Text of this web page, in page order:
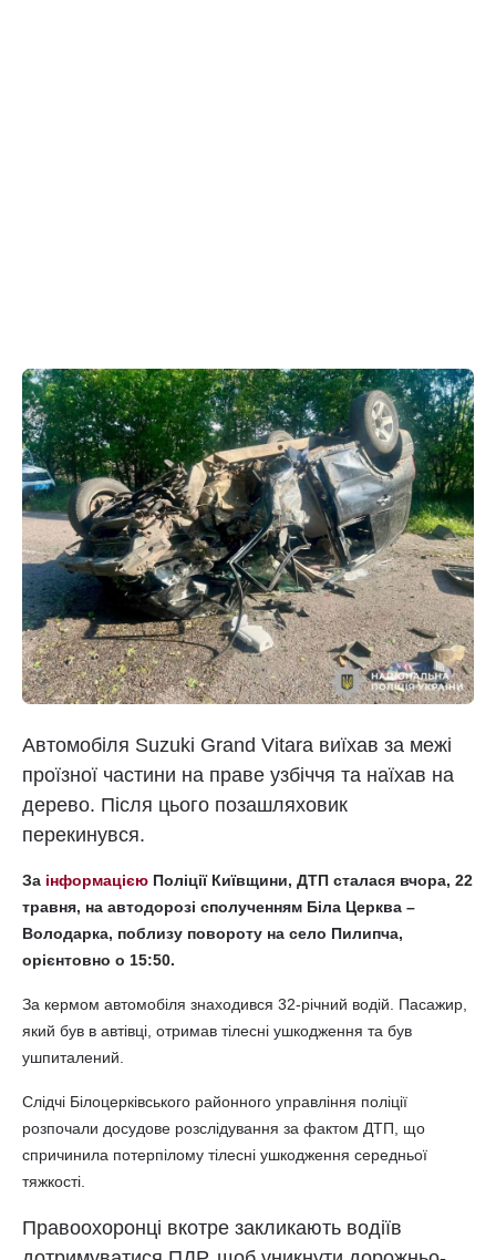
Автомобіля Suzuki Grand Vitara виїхав за межі
проїзної частини на праве узбіччя та наїхав на
дерево. Після цього позашляховик
перекинувся.
За інформацією Поліції Київщини, ДТП сталася вчора, 22
травня, на автодорозі сполученням Біла Церква –
Володарка, поблизу повороту на село Пилипча,
орієнтовно о 15:50.
За кермом автомобіля знаходився 32-річний водій. Пасажир,
який був в автівці, отримав тілесні ушкодження та був
ушпиталений.
Слідчі Білоцерківського районного управління поліції
розпочали досудове розслідування за фактом ДТП, що
спричинила потерпілому тілесні ушкодження середньої
тяжкості.
Правоохоронці вкотре закликають водіїв